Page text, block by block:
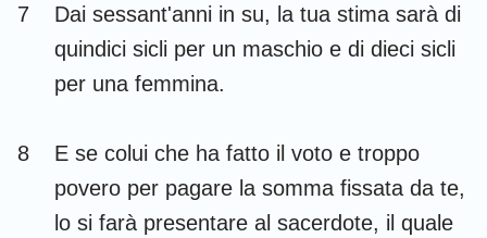
7
Dai sessant'anni in su, la tua stima sarà di
quindici sicli per un maschio e di dieci sicli
per una femmina.
8
E se colui che ha fatto il voto e troppo
povero per pagare la somma fissata da te,
lo si farà presentare al sacerdote, il quale